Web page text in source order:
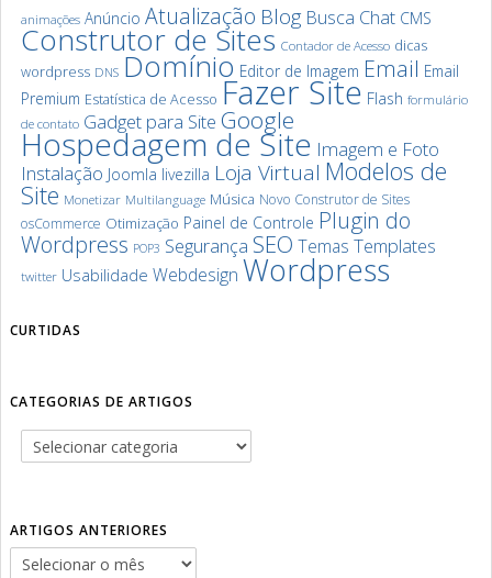
animações Anúncio Atualização Blog Busca Chat CMS
Construtor de Sites Contador de Acesso dicas
wordpress DNS Domínio Editor de Imagem Email Email
Premium Estatística de Acesso Fazer Site Flash formulário
de contato Gadget para Site Google
Hospedagem de Site Imagem e Foto
Instalação Joomla livezilla Loja Virtual Modelos de
Site Monetizar Multilanguage Música Novo Construtor de Sites
osCommerce Otimização Painel de Controle Plugin do
Wordpress POP3 Segurança SEO Temas Templates
twitter Usabilidade Webdesign Wordpress
CURTIDAS
CATEGORIAS DE ARTIGOS
ARTIGOS ANTERIORES